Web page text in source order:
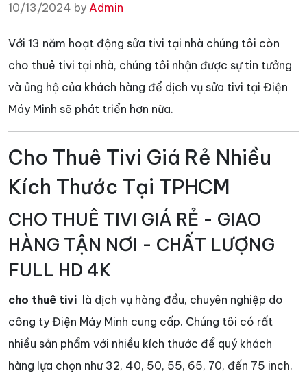
10/13/2024 by Admin
Với 13 năm hoạt động sửa tivi tại nhà chúng tôi còn
cho thuê tivi tại nhà, chúng tôi nhận được sự tin tưởng
và ủng hộ của khách hàng để dịch vụ sửa tivi tại Điện
Máy Minh sẽ phát triển hơn nữa.
Cho Thuê Tivi Giá Rẻ Nhiều
Kích Thước Tại TPHCM
CHO THUÊ TIVI GIÁ RẺ - GIAO
HÀNG TẬN NƠI - CHẤT LƯỢNG
FULL HD 4K
cho thuê tivi
là dịch vụ hàng đầu, chuyên nghiệp do
công ty Điện Máy Minh cung cấp. Chúng tôi có rất
nhiều sản phẩm với nhiều kích thước để quý khách
hàng lựa chọn như 32, 40, 50, 55, 65, 70, đến 75 inch.